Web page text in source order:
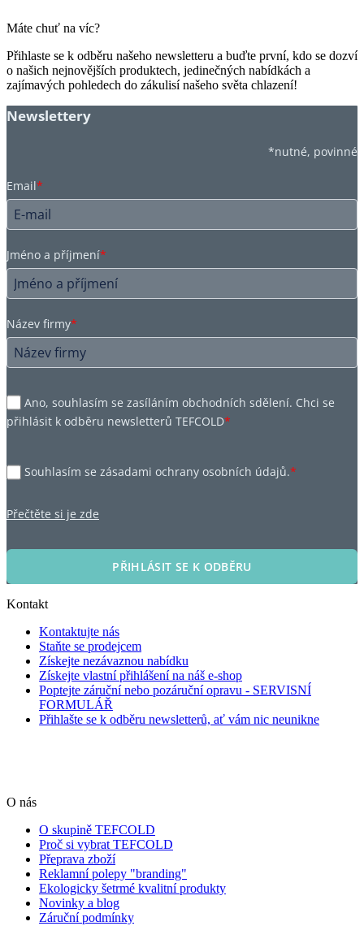
Máte chuť na víc?
Přihlaste se k odběru našeho newsletteru a buďte první, kdo se dozví
o našich nejnovějších produktech, jedinečných nabídkách a
zajímavých pohledech do zákulisí našeho světa chlazení!
Newslettery
*nutné, povinné
Email*
Jméno a příjmení*
Název firmy*
Ano, souhlasím se zasíláním obchodních sdělení. Chci se
přihlásit k odběru newsletterů TEFCOLD*
Souhlasím se zásadami ochrany osobních údajů.*
Přečtěte si je zde
PŘIHLÁSIT SE K ODBĚRU
Kontakt
Kontaktujte nás
Staňte se prodejcem
Získejte nezávaznou nabídku
Získejte vlastní přihlášení na náš e-shop
Poptejte záruční nebo pozáruční opravu - SERVISNÍ
FORMULÁŘ
Přihlašte se k odběru newsletterů, ať vám nic neunikne
O nás
O skupině TEFCOLD
Proč si vybrat TEFCOLD
Přeprava zboží
Reklamní polepy "branding"
Ekologicky šetrmé kvalitní produkty
Novinky a blog
Záruční podmínky